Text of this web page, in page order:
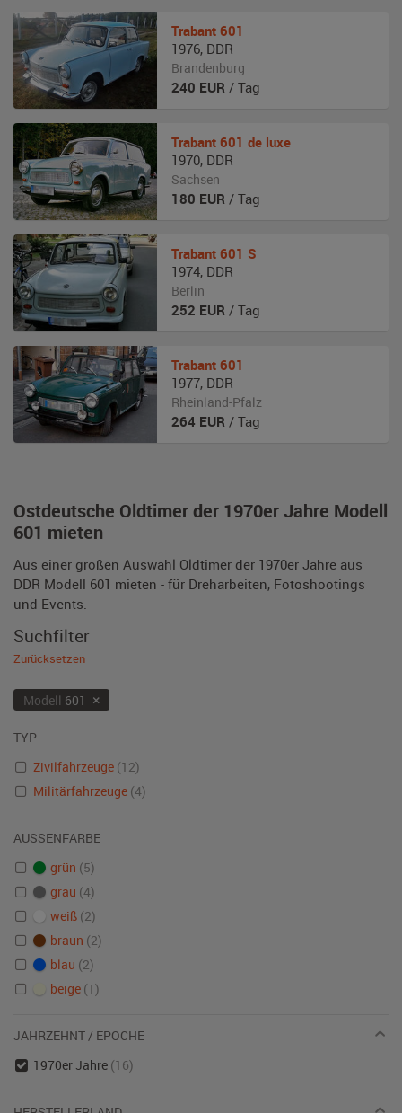
Ostdeutsche Oldtimer der 1970er Jahre Modell
601 mieten
Aus einer großen Auswahl Oldtimer der 1970er Jahre aus
DDR Modell 601 mieten - für Dreharbeiten, Fotoshootings
und Events.
Trabant 601
1976, DDR
Brandenburg
240 EUR / Tag
Trabant 601 de luxe
1970, DDR
Sachsen
180 EUR / Tag
Trabant 601 S
1974, DDR
Berlin
252 EUR / Tag
Trabant 601
1977, DDR
Rheinland-Pfalz
264 EUR / Tag
Suchfilter
Zurücksetzen
Modell 601 ×
TYP
Zivilfahrzeuge (12)
Militärfahrzeuge (4)
AUSSENFARBE
grün (5)
grau (4)
weiß (2)
braun (2)
blau (2)
beige (1)
JAHRZEHNT / EPOCHE
1970er Jahre (16)